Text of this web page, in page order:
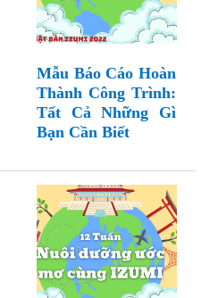
Mẫu Báo Cáo Hoàn
Thành Công Trình:
Tất Cả Những Gì
Bạn Cần Biết